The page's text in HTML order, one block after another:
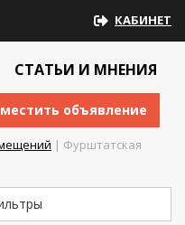
КАБИНЕТ
СТАТЬИ И МНЕНИЯ
объявление
| Фурштатская